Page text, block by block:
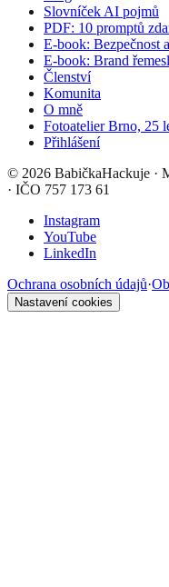
Slovníček AI pojmů
PDF: 10 promptů
E-book: Bezpečnost
E-book: Brand
Členství
Komunita
O mně
Fotoatelier Brno, 25
Přihlášení
© 2026 BabičkaHackuje ·
· IČO 757 173 61
Instagram
YouTube
LinkedIn
Ochrana osobních údajů·
Nastavení cookies